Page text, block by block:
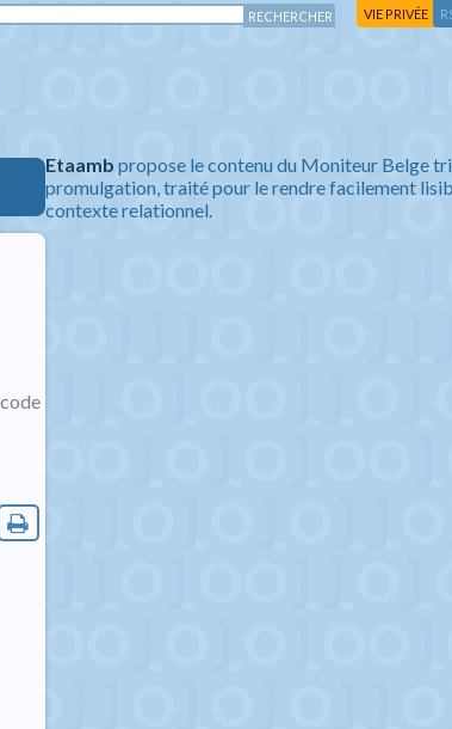
VIE PRIVÉE
Etaamb propose le contenu du Moniteur Belge
promulgation, traité pour le rendre facilement
contexte relationnel.